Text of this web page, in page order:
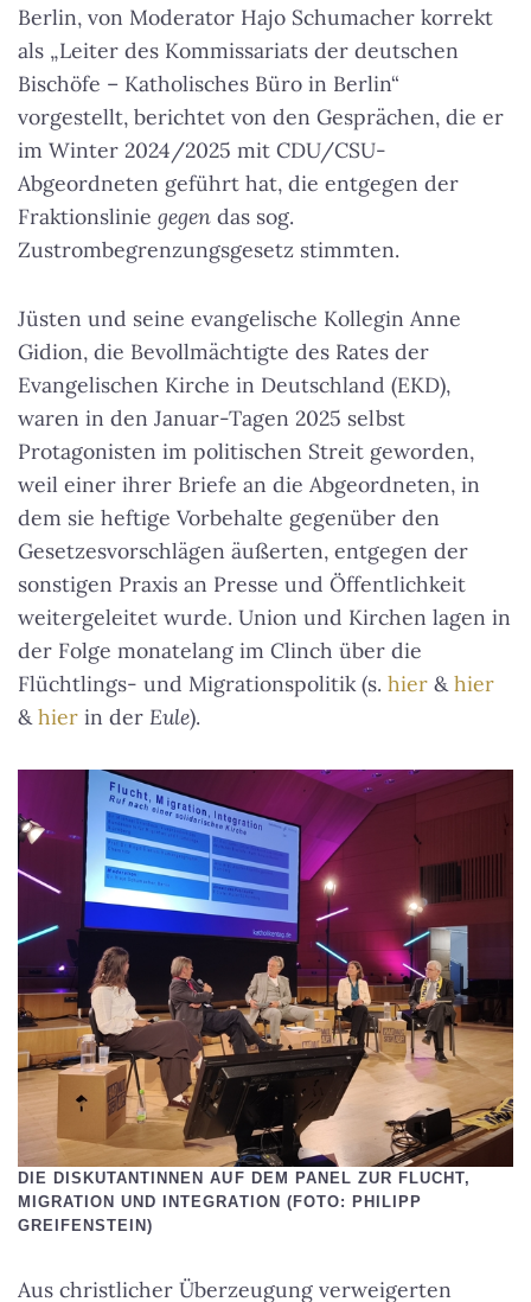
Berlin, von Moderator Hajo Schumacher korrekt
als „Leiter des Kommissariats der deutschen
Bischöfe – Katholisches Büro in Berlin“
vorgestellt, berichtet von den Gesprächen, die er
im Winter 2024/2025 mit CDU/CSU-
Abgeordneten geführt hat, die entgegen der
Fraktionslinie gegen das sog.
Zustrombegrenzungsgesetz stimmten.
Jüsten und seine evangelische Kollegin Anne
Gidion, die Bevollmächtigte des Rates der
Evangelischen Kirche in Deutschland (EKD),
waren in den Januar-Tagen 2025 selbst
Protagonisten im politischen Streit geworden,
weil einer ihrer Briefe an die Abgeordneten, in
dem sie heftige Vorbehalte gegenüber den
Gesetzesvorschlägen äußerten, entgegen der
sonstigen Praxis an Presse und Öffentlichkeit
weitergeleitet wurde. Union und Kirchen lagen in
der Folge monatelang im Clinch über die
Flüchtlings- und Migrationspolitik (s. hier &hier
&hier in der Eule).
DIE DISKUTANTINNEN AUF DEM PANEL ZUR FLUCHT,
MIGRATION UND INTEGRATION (FOTO: PHILIPP
GREIFENSTEIN)
Aus christlicher Überzeugung verweigerten